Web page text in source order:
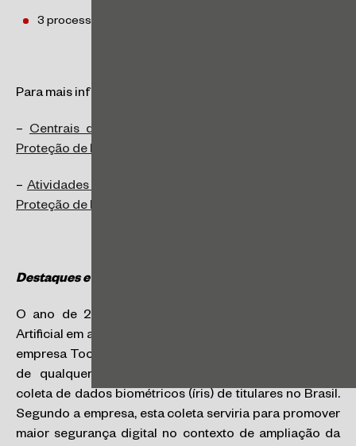
3 processos sancionadores
Para mais informações, consulte os links:
– Centrais de Conteúdo — Autoridade Nacional de
Proteção de Dados
–Atividades Fiscalizatórias — Autoridade Nacional de
Proteção de Dados
Destaques e perspectivas para 2025
O ano de 2025 iniciou com o tema da Inteligência
Artificial em alta. Em 25 de janeiro, a ANPD determinou à
empresa Tools for Humanity que suspendesse a oferta
de qualquer tipo de compensação financeira pela
coleta de dados biométricos (íris) de titulares no Brasil.
Segundo a empresa, esta coleta serviria para promover
maior segurança digital no contexto de ampliação da